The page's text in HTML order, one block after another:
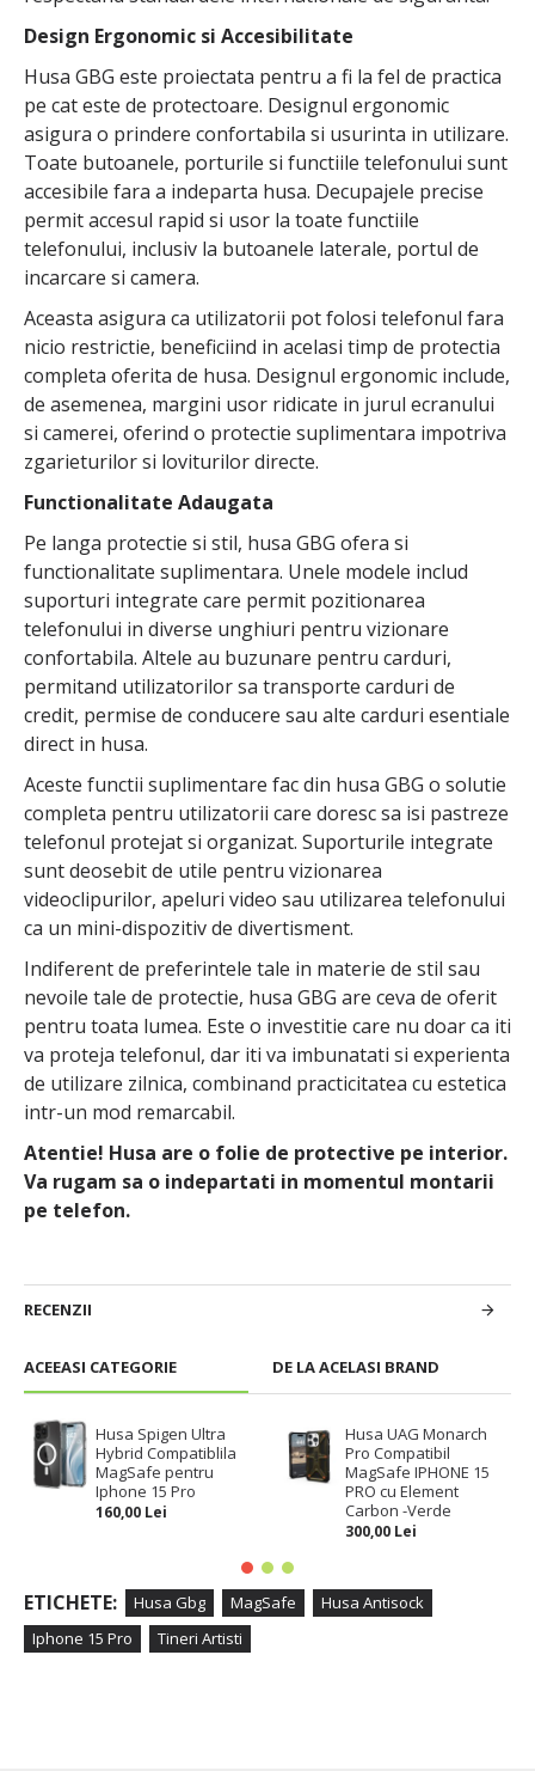
ACEEASI CATEGORIE DE LA ACELASI BRAND
Husa Spigen Ultra
Hybrid Compatiblila
MagSafe pentru
Iphone 15 Pro
160,00 Lei
Husa UAG Monarch
Pro Compatibil
MagSafe IPHONE 15
PRO cu Element
Carbon -Verde
300,00 Lei
Design Ergonomic si Accesibilitate
Husa GBG este proiectata pentru a fi la fel de practica
pe cat este de protectoare. Designul ergonomic
asigura o prindere confortabila si usurinta in utilizare.
Toate butoanele, porturile si functiile telefonului sunt
accesibile fara a indeparta husa. Decupajele precise
permit accesul rapid si usor la toate functiile
telefonului, inclusiv la butoanele laterale, portul de
incarcare si camera.
Aceasta asigura ca utilizatorii pot folosi telefonul fara
nicio restrictie, beneficiind in acelasi timp de protectia
completa oferita de husa. Designul ergonomic include,
de asemenea, margini usor ridicate in jurul ecranului
si camerei, oferind o protectie suplimentara impotriva
zgarieturilor si loviturilor directe.
Functionalitate Adaugata
Pe langa protectie si stil, husa GBG ofera si
functionalitate suplimentara. Unele modele includ
suporturi integrate care permit pozitionarea
telefonului in diverse unghiuri pentru vizionare
confortabila. Altele au buzunare pentru carduri,
permitand utilizatorilor sa transporte carduri de
credit, permise de conducere sau alte carduri esentiale
direct in husa.
Aceste functii suplimentare fac din husa GBG o solutie
completa pentru utilizatorii care doresc sa isi pastreze
telefonul protejat si organizat. Suporturile integrate
sunt deosebit de utile pentru vizionarea
videoclipurilor, apeluri video sau utilizarea telefonului
ca un mini-dispozitiv de divertisment.
Indiferent de preferintele tale in materie de stil sau
nevoile tale de protectie, husa GBG are ceva de oferit
pentru toata lumea. Este o investitie care nu doar ca iti
va proteja telefonul, dar iti va imbunatati si experienta
de utilizare zilnica, combinand practicitatea cu estetica
intr-un mod remarcabil.
Atentie! Husa are o folie de protective pe interior.
Va rugam sa o indepartati in momentul montarii
pe telefon.
RECENZII
ETICHETE: Husa Gbg MagSafe
Husa Antisock
Iphone 15 Pro
Tineri Artisti